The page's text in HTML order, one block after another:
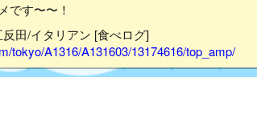
です〜〜！
田/イタリアン [食べログ]
tokyo/A1316/A131603/13174616/top_amp/